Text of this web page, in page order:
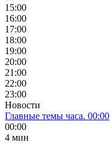
15:00
16:00
17:00
18:00
19:00
20:00
21:00
22:00
23:00
Новости
Главные темы часа. 00:00
00:00
4 мин